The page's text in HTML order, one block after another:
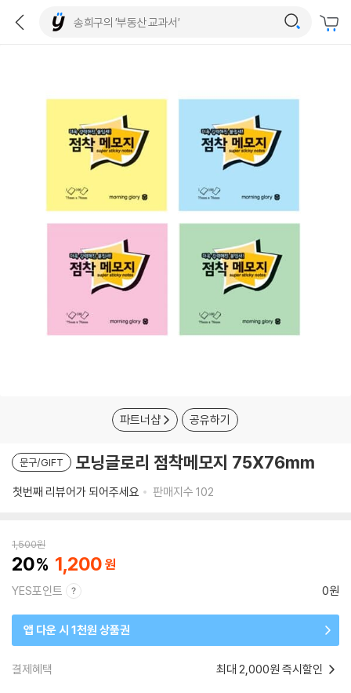
파트너샵 공유하기
문구/GIFT 모닝글로리 점착메모지 75X76mm
첫번째 리뷰어가 되어주세요 판매지수 102
1,500원
20 1,200
YES포인트 0원
앱 다운 시 1천원 상품권
결제혜택 최대 2,000원 즉시할인